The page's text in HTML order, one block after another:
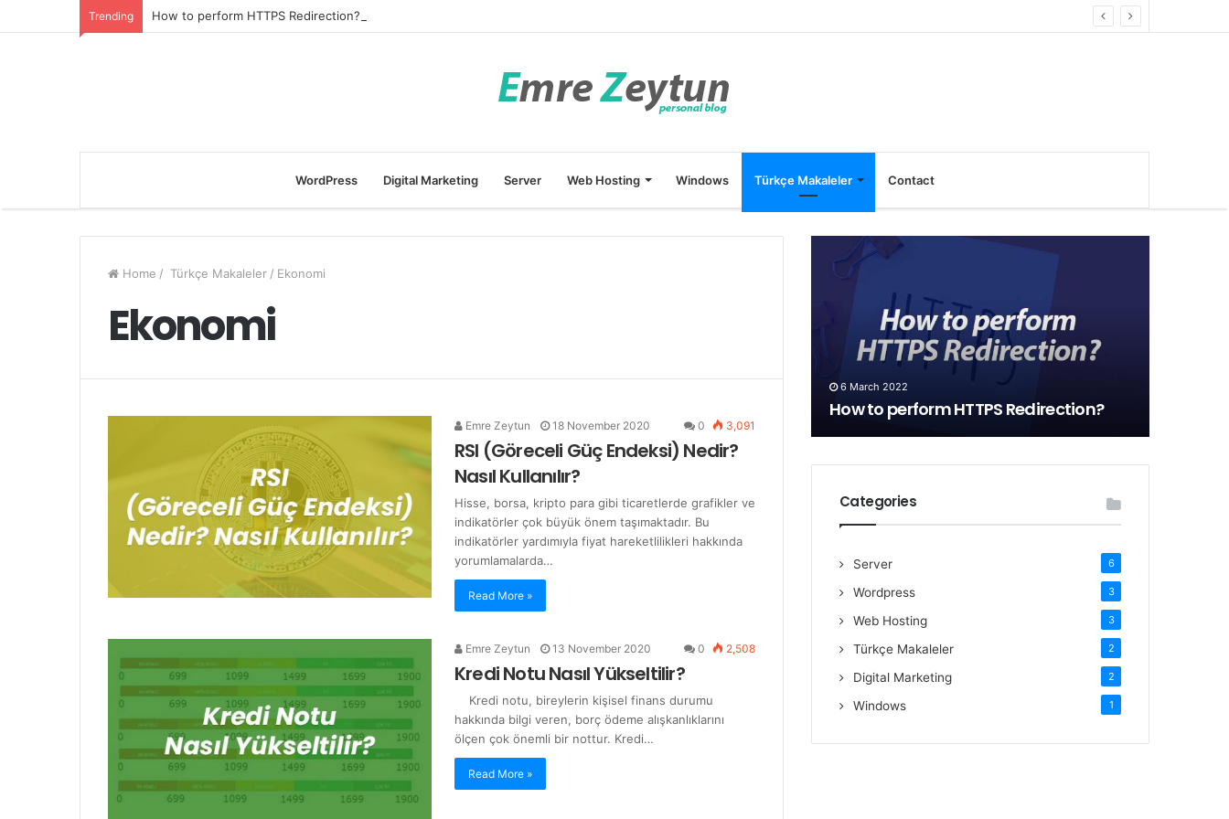
Trending How to perform HTTPS Redirection?
WordPress Digital Marketing Server Web Hosting Windows Türkçe Makaleler Contact
Home / Türkçe Makaleler / Ekonomi
Ekonomi
Emre Zeytun 18 November 2020 0 3,091
RSI (Göreceli Güç Endeksi) Nedir?
Nasıl Kullanılır?
Hisse, borsa, kripto para gibi ticaretlerde grafikler ve
indikatörler çok büyük önem taşımaktadır. Bu
indikatörler yardımıyla fiyat hareketlilikleri hakkında
yorumlamalarda…
Read More »
Emre Zeytun 13 November 2020 0 2,508
Kredi Notu Nasıl Yükseltilir?
Kredi notu, bireylerin kişisel finans durumu
hakkında bilgi veren, borç ödeme alışkanlıklarını
ölçen çok önemli bir nottur. Kredi…
Read More »
6 March 2022
How to perform HTTPS Redirection?
Categories
Server 6
Wordpress 3
Web Hosting 3
Türkçe Makaleler 2
Digital Marketing 2
Windows 1